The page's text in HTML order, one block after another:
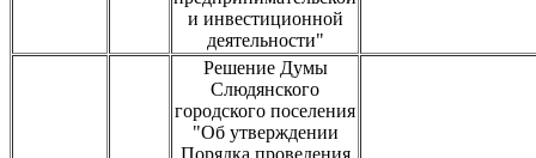
и инвестиционной
деятельности"
Решение Думы
Слюдянского
городского поселения
"Об утверждении